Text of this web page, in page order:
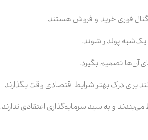
فوری خرید و فروش هستند.
پولدار شوند.
آن‌ها تصمیم بگیرد.
برای درک بهتر شرایط اقتصادی وقت بگذارند.
و به سبد سرمایه‌گذاری اعتقادی ندارند.